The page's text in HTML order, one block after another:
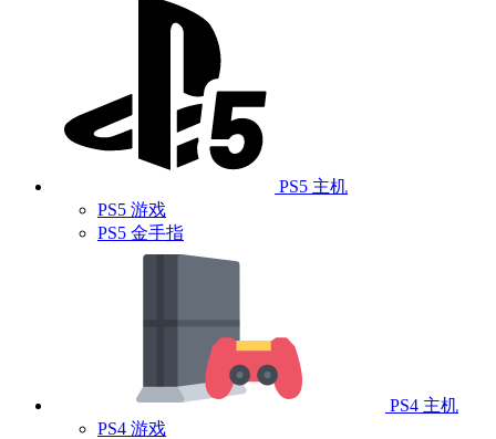
PS5 主机
PS5 游戏
PS5 金手指
PS4 主机
PS4 游戏